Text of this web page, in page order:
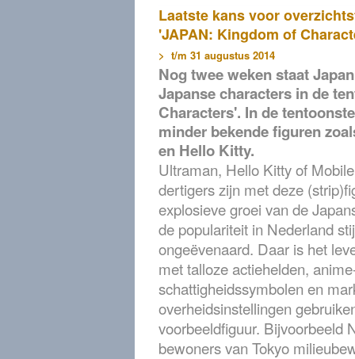
Laatste kans voor
'JAPAN: Kingdom of
> t/m 31 augustus 2014
Nog twee weken staat
Japanse characters in de
Characters'. In de
minder bekende figuren
en Hello Kitty.
Ultraman, Hello Kitty of
dertigers zijn met deze
explosieve groei van de
de populariteit in Nederland
ongeëvenaard. Daar is het
met talloze actiehelden,
schattigheidssymbolen en
overheidsinstellingen
voorbeeldfiguur. Bijvoorbeeld
bewoners van Tokyo